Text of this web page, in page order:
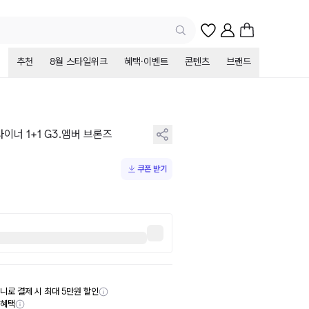
추천 8월 스타일위크 혜택·이벤트 콘텐츠 브랜드
이너 1+1 G3.엠버 브론즈
쿠폰 받기
로 결제 시 최대 5만원 할인
택